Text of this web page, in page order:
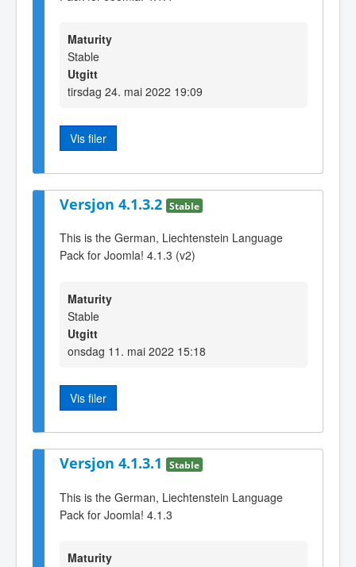
Maturity
Stable
Utgitt
tirsdag 24. mai 2022 19:09
Vis filer
Versjon 4.1.3.2 Stable
This is the German, Liechtenstein Language
Pack for Joomla! 4.1.3 (v2)
Maturity
Stable
Utgitt
onsdag 11. mai 2022 15:18
Vis filer
Versjon 4.1.3.1 Stable
This is the German, Liechtenstein Language
Pack for Joomla! 4.1.3
Maturity